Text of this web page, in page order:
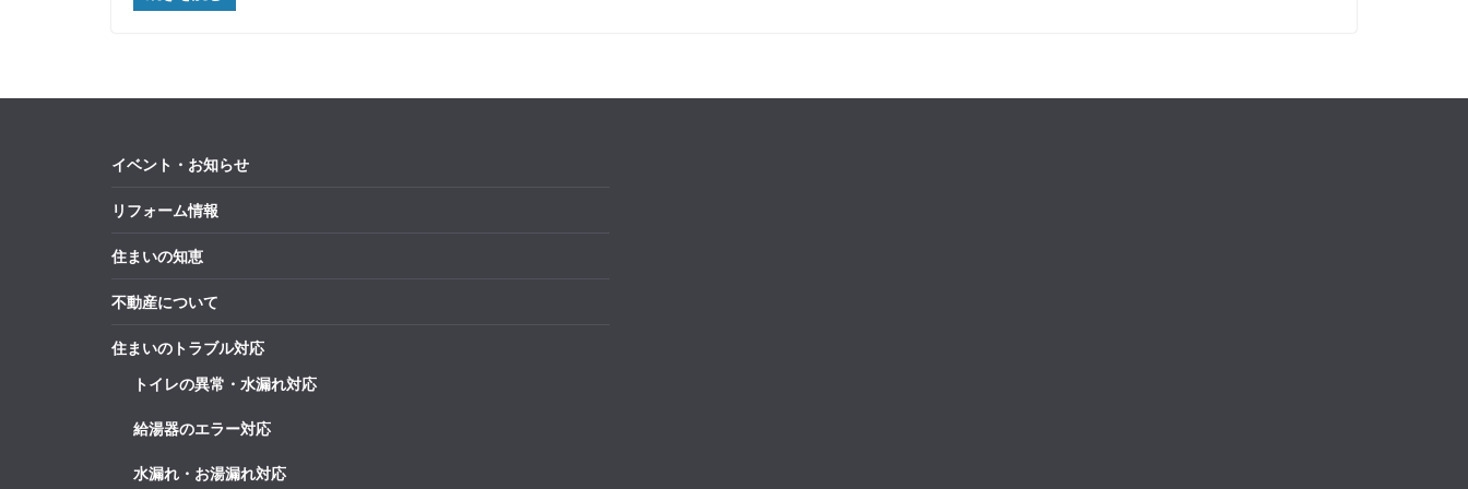
イベント・お知らせ
リフォーム情報
住まいの知恵
不動産について
住まいのトラブル対応
トイレの異常・水漏れ対応
給湯器のエラー対応
水漏れ・お湯漏れ対応